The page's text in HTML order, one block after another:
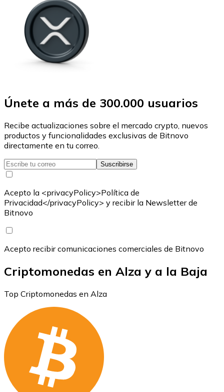
Únete a más de 300.000 usuarios
Recibe actualizaciones sobre el mercado crypto, nuevos
productos y funcionalidades exclusivas de Bitnovo
directamente en tu correo.
Suscribirse
Acepto la <privacyPolicy>Política de
Privacidad</privacyPolicy> y recibir la Newsletter de
Bitnovo
Acepto recibir comunicaciones comerciales de Bitnovo
Criptomonedas en Alza y a la Baja
Top Criptomonedas en Alza